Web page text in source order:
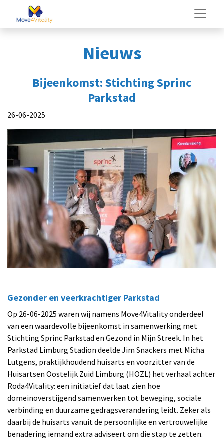
Nieuws
Bijeenkomst: Stichting Sprinc
Parkstad
26-06-2025
Gezonder en veerkrachtiger Parkstad
Op 26-06-2025 waren wij namens Move4Vitality onderdeel
van een waardevolle bijeenkomst in samenwerking met
Stichting Sprinc Parkstad en Gezond in Mijn Streek. In het
Parkstad Limburg Stadion deelde Jim Snackers met Micha
Lutgens, praktijkhoudend huisarts en voorzitter van de
Huisartsen Oostelijk Zuid Limburg (HOZL) het verhaal achter
Roda4Vitality: een initiatief dat laat zien hoe
domeinoverstijgend samenwerken tot beweging, sociale
verbinding en duurzame gedragsverandering leidt. Zeker als
daarbij de huisarts vanuit de persoonlijke en vertrouwelijke
benadering iemand extra adviseert om die stap te zetten.